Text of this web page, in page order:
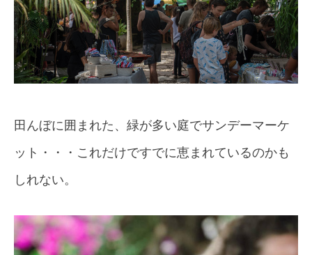
田んぼに囲まれた、緑が多い庭でサンデーマーケ
ット・・・これだけですでに恵まれているのかも
しれない。